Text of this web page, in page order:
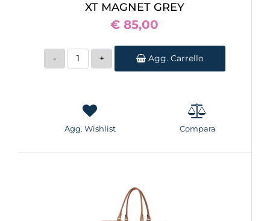
XT MAGNET GREY
€ 85,00
Quantità
Agg. Carrello
Agg. Wishlist Compara